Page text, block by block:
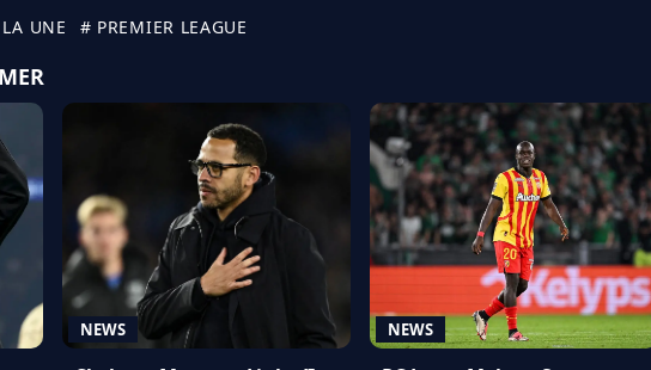
UNE # PREMIER LEAGUE
NEWS NEWS